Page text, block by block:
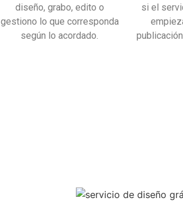
diseño, grabo, edito o
gestiono lo que corresponda
según lo acordado.
si el